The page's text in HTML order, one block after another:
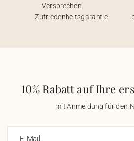
Versprechen:
Zufriedenheitsgarantie
10% Rabatt auf Ihre
mit Anmeldung für den
E-Mail